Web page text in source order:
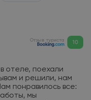
Отзыв туриста 10
отеле, поехали
и решили, нам
понравилось все:
мы